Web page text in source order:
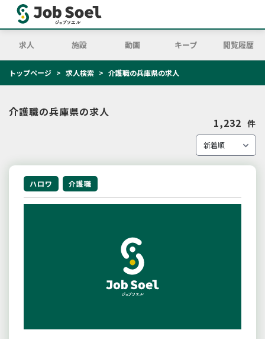
求人 施設 動画 キープ 閲覧履歴
トップページ 求人検索 介護職の兵庫県の求人
介護職の兵庫県の求人
1,232 件
ハロワ 介護職